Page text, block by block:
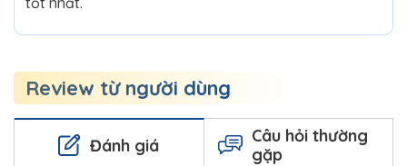
Review từ người dùng
Đánh giá
Câu hỏi thường
gặp